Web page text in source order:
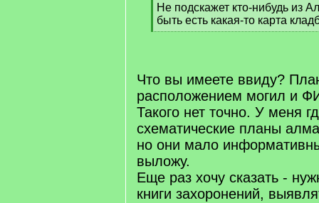
q
]
Не подскажет кто-нибудь из
быть есть какая-то карта
[
Что вы имеете ввиду?
расположением могил и
Такого нет точно. У меня
схематические планы
но они мало
выложу.
Еще раз хочу сказать -
книги захоронений,